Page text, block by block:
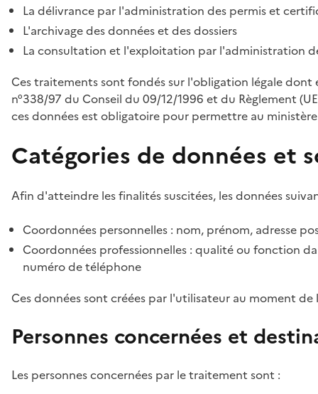
La délivrance par l'administration des permis et
L'archivage des données et des dossiers
La consultation et l'exploitation par l'administration
Ces traitements sont fondés sur l'obligation légale
n°338/97 du Conseil du 09/12/1996 et du Règlement
ces données est obligatoire pour permettre au
Catégories de données et
Afin d'atteindre les finalités suscitées, les données
Coordonnées personnelles : nom, prénom, adresse
Coordonnées professionnelles : qualité ou fonction
numéro de téléphone
Ces données sont créées par l'utilisateur au moment
Personnes concernées et
Les personnes concernées par le traitement sont :